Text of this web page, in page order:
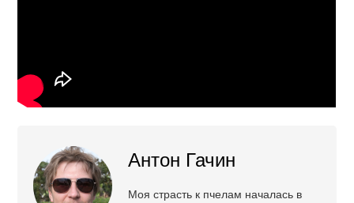
Антон Гачин
Моя страсть к пчелам началась в